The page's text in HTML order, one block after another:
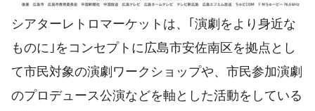
シアターレトロマーケットは、｢演劇をより身近な
ものに｣をコンセプトに広島市安佐南区を拠点とし
て市民対象の演劇ワークショップや、市民参加演劇
のプロデュース公演などを軸とした活動をしている